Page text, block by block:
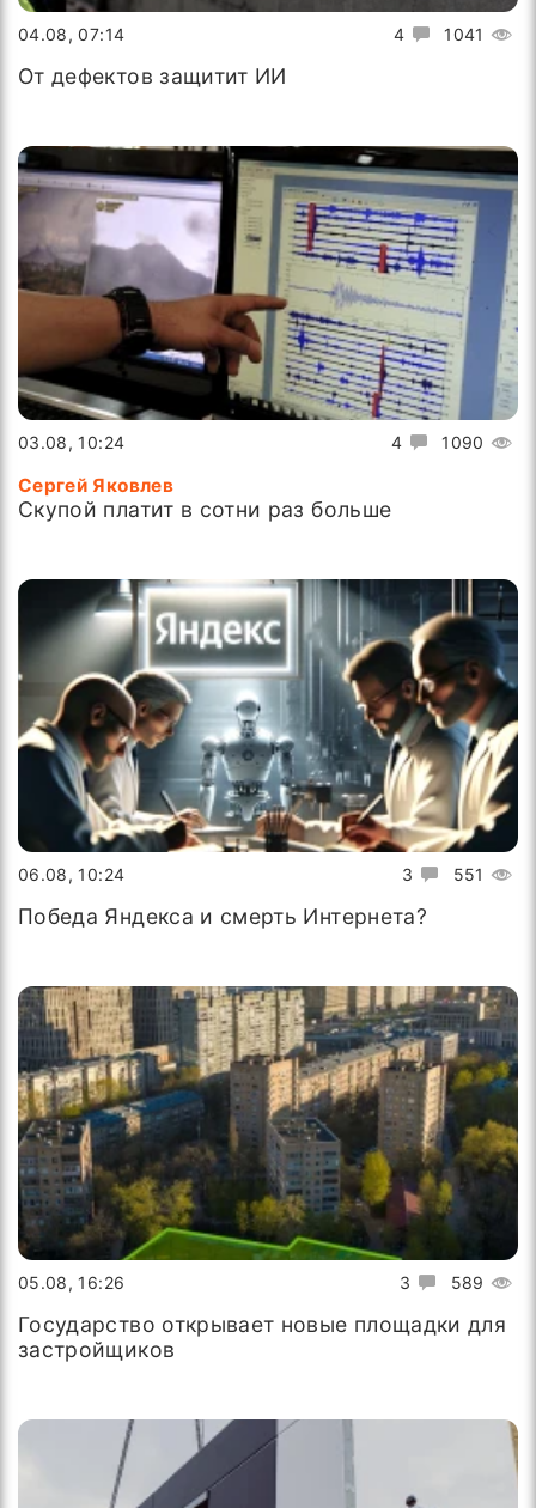
4 1041
04.08, 07:14
От дефектов защитит ИИ
4 1090
03.08, 10:24
Сергей Яковлев
Скупой платит в сотни раз больше
3 551
06.08, 10:24
Победа Яндекса и смерть Интернета?
3 589
05.08, 16:26
Государство открывает новые площадки для
застройщиков